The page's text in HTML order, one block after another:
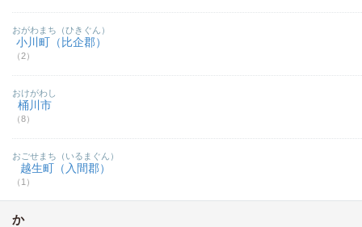
小川町（比企郡）
（2）
おがわまち（ひきぐん）
桶川市
（8）
おけがわし
越生町（入間郡）
（1）
おごせまち（いるまぐん）
か